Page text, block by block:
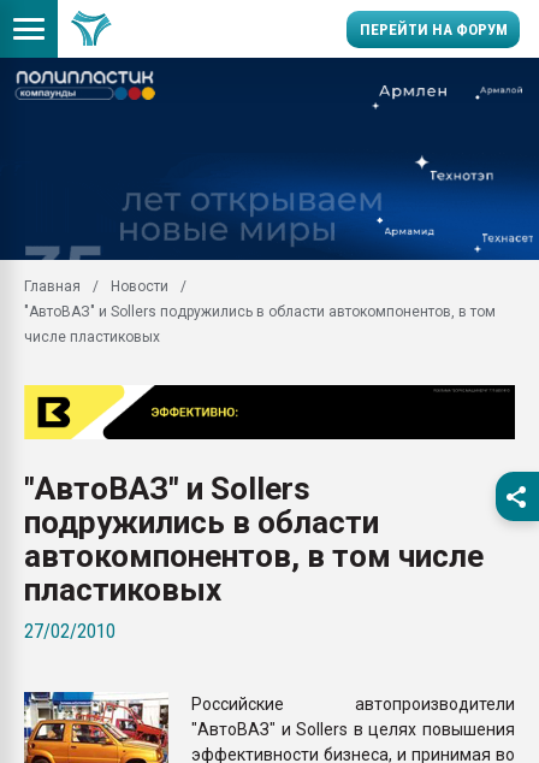
ПЕРЕЙТИ НА ФОРУМ
Вакуум-формовочные
ближайшее
Подмосковье, Москва
28.07.2026
Всё, что касается
вакуумного
Продам отходы
поликарбоната и АБС-
Armaloy PC/ABS-1IM
Главная
Новости
"АвтоВАЗ" и Sollers подружились в области автокомпонентов, в том
числе пластиковых
"АвтоВАЗ" и Sollers
подружились в области
автокомпонентов, в том числе
пластиковых
27/02/2010
Российские автопроизводители
"АвтоВАЗ" и Sollers в целях повышения
эффективности бизнеса, и принимая во